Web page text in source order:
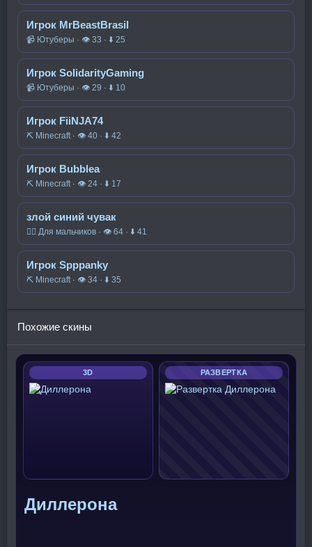
Игрок MrBeastBrasil
📹 Ютуберы · 👁 33 · ⬇ 25
Игрок SolidarityGaming
📹 Ютуберы · 👁 29 · ⬇ 10
Игрок FiiNJA74
⛏️ Minecraft · 👁 40 · ⬇ 42
Игрок Bubblea
⛏️ Minecraft · 👁 24 · ⬇ 17
злой синий чувак
🧍‍♂️ Для мальчиков · 👁 64 · ⬇ 41
Игрок Spppanky
⛏️ Minecraft · 👁 34 · ⬇ 35
Похожие скины
3D РАЗВЕРТКА
Диллерона